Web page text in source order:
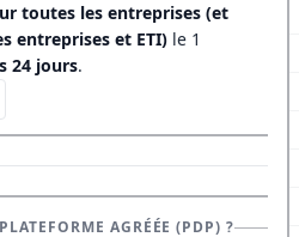
toutes les entreprises (et
entreprises et ETI) le 1
24 jours.
AGRÉÉE (PDP) ?